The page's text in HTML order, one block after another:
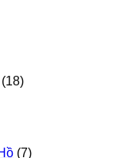
(18)
(7)